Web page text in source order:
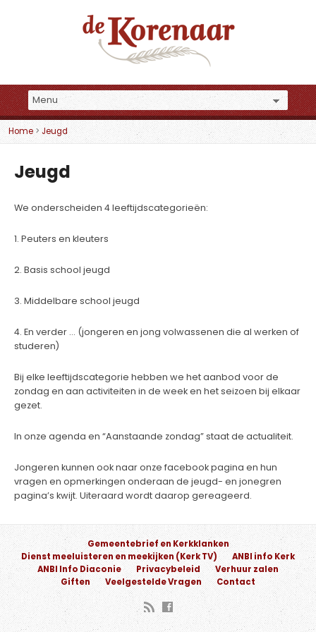
Home > Jeugd
Jeugd
We onderscheiden 4 leeftijdscategorieën:
1. Peuters en kleuters
2. Basis school jeugd
3. Middelbare school jeugd
4. En verder … (jongeren en jong volwassenen die al werken of
studeren)
Bij elke leeftijdscategorie hebben we het aanbod voor de
zondag en aan activiteiten in de week en het seizoen bij elkaar
gezet.
In onze agenda en “Aanstaande zondag” staat de actualiteit.
Jongeren kunnen ook naar onze facebook pagina en hun
vragen en opmerkingen onderaan de jeugd- en jonegren
pagina’s kwijt. Uiteraard wordt daarop gereageerd.
Gemeentebrief en Kerkklanken
Dienst meeluisteren en meekijken (Kerk TV)
ANBI info Kerk
ANBI Info Diaconie
Privacybeleid
Verhuur zalen
Giften
Veelgestelde Vragen Contact